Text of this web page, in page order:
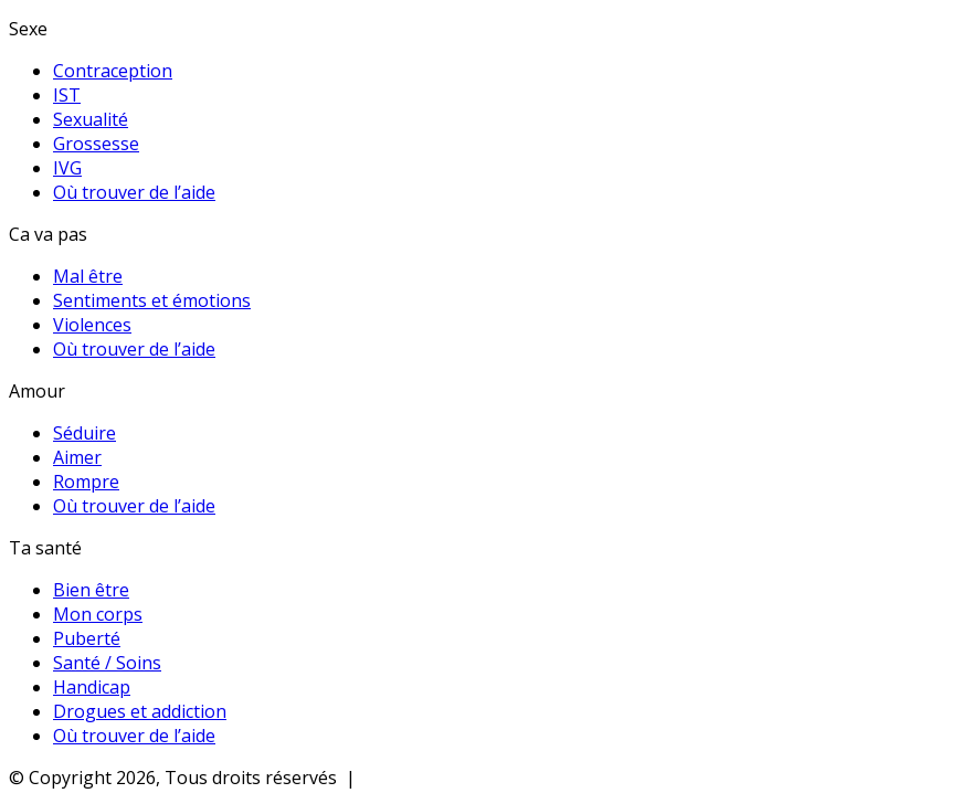
Sexe
Contraception
IST
Sexualité
Grossesse
IVG
Où trouver de l’aide
Ca va pas
Mal être
Sentiments et émotions
Violences
Où trouver de l’aide
Amour
Séduire
Aimer
Rompre
Où trouver de l’aide
Ta santé
Bien être
Mon corps
Puberté
Santé / Soins
Handicap
Drogues et addiction
Où trouver de l’aide
© Copyright 2026, Tous droits réservés |